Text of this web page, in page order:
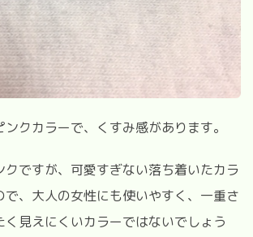
クカラーで、くすみ感があります。
クですが、可愛すぎない落ち着いたカラ
で、大人の女性にも使いやすく、一重さ
く見えにくいカラーではないでしょう